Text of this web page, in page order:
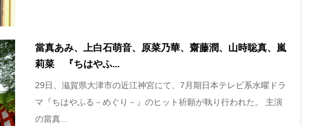
當真あみ、上白石萌音、原菜乃華、齋藤潤、山時聡真、嵐
莉菜 『ちはやふ...
29日、滋賀県大津市の近江神宮にて、7月期日本テレビ系水曜ドラ
マ『ちはやふる－めぐり－』のヒット祈願が執り行われた。 主演
の當真...